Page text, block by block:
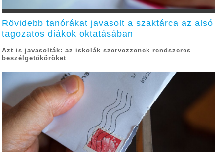
Rövidebb tanórákat javasolt a szaktárca az alsó
tagozatos diákok oktatásában
Azt is javasolták: az iskolák szervezzenek rendszeres
beszélgetőköröket